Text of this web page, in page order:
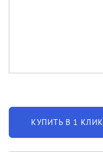
КУПИТЬ В 1 КЛИК